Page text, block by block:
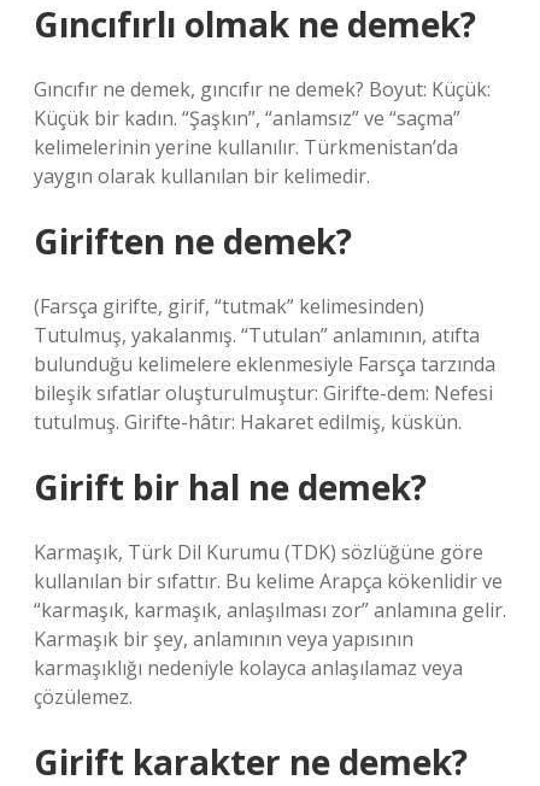
Gıncıfırlı olmak ne demek?
Gıncıfır ne demek, gıncıfır ne demek? Boyut: Küçük:
Küçük bir kadın. “Şaşkın”, “anlamsız” ve “saçma”
kelimelerinin yerine kullanılır. Türkmenistan’da
yaygın olarak kullanılan bir kelimedir.
Giriften ne demek?
(Farsça girifte, girif, “tutmak” kelimesinden)
Tutulmuş, yakalanmış. “Tutulan” anlamının, atıfta
bulunduğu kelimelere eklenmesiyle Farsça tarzında
bileşik sıfatlar oluşturulmuştur: Girifte-dem: Nefesi
tutulmuş. Girifte-hâtır: Hakaret edilmiş, küskün.
Girift bir hal ne demek?
Karmaşık, Türk Dil Kurumu (TDK) sözlüğüne göre
kullanılan bir sıfattır. Bu kelime Arapça kökenlidir ve
“karmaşık, karmaşık, anlaşılması zor” anlamına gelir.
Karmaşık bir şey, anlamının veya yapısının
karmaşıklığı nedeniyle kolayca anlaşılamaz veya
çözülemez.
Girift karakter ne demek?